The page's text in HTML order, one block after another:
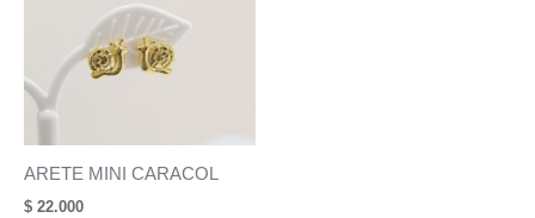
ARETE MINI CARACOL
$ 22.000